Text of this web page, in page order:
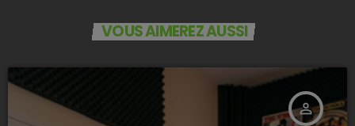
VOUS AIMEREZ AUSSI
person_outline